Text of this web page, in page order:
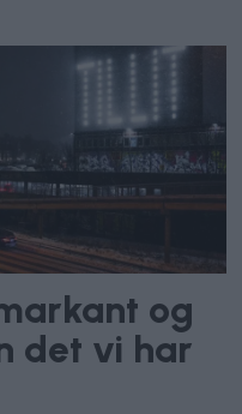
og
det vi har